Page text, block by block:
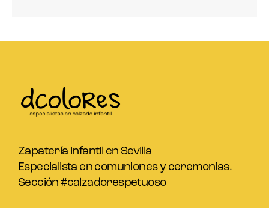
Zapatería infantil en Sevilla
Especialista en comuniones y ceremonias.
Sección #calzadorespetuoso